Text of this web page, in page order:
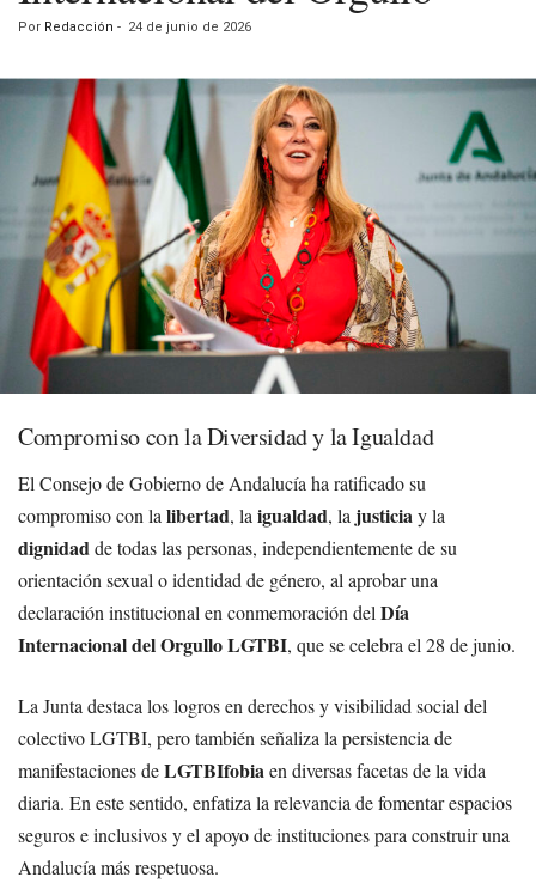
Por Redacción - 24 de junio de 2026
Compromiso con la Diversidad y la Igualdad
El Consejo de Gobierno de Andalucía ha ratificado su
compromiso con la libertad, la igualdad, la justiciay la
dignidadde todas las personas, independientemente de su
orientación sexual o identidad de género, al aprobar una
declaración institucional en conmemoración del Día
Internacional del Orgullo LGTBI, que se celebra el 28 de junio.
La Junta destaca los logros en derechos y visibilidad social del
colectivo LGTBI, pero también señaliza la persistencia de
manifestaciones deLGTBIfobiaen diversas facetas de la vida
diaria. En este sentido, enfatiza la relevancia de fomentar espacios
seguros e inclusivos y el apoyo de instituciones para construir una
Andalucía más respetuosa.